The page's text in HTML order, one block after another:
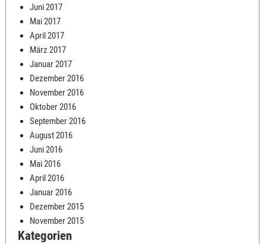
Juni 2017
Mai 2017
April 2017
März 2017
Januar 2017
Dezember 2016
November 2016
Oktober 2016
September 2016
August 2016
Juni 2016
Mai 2016
April 2016
Januar 2016
Dezember 2015
November 2015
Kategorien